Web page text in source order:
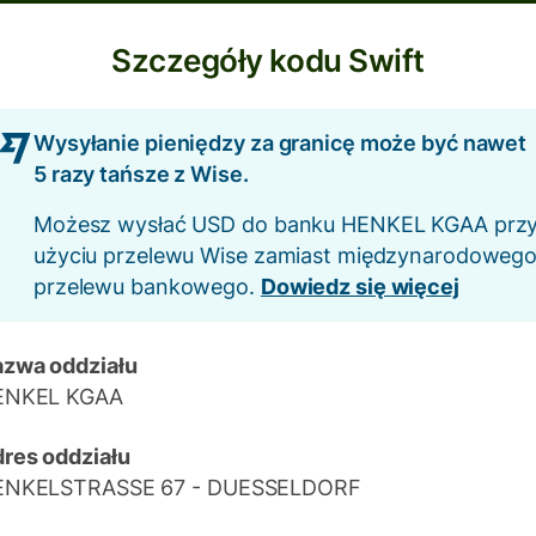
Szczegóły kodu Swift
Wysyłanie pieniędzy za granicę może być nawet
5 razy tańsze z Wise.
Możesz wysłać USD do banku HENKEL KGAA
użyciu przelewu Wise zamiast
przelewu bankowego. Dowiedz się więcej
oddziału
KGAA
oddziału
67 - DUESSELDORF